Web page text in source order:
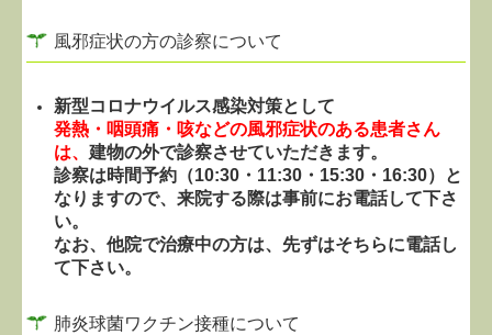
風邪症状の方の診察について
新型コロナウイルス感染対策として
発熱・咽頭痛・咳などの風邪症状のある患者さん
は、建物の外で診察させていただきます。
診察は時間予約（10:30・11:30・15:30・16:30）と
なりますので、来院する際は事前にお電話して下さ
い。
なお、他院で治療中の方は、先ずはそちらに電話し
て下さい。
肺炎球菌ワクチン接種について